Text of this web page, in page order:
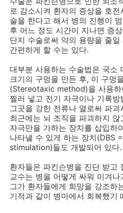
로 감소시켜 환자의 증상을 호
술을 한다고 해서 병의 진행이
후 어느 정도 시간이 지나면 증
단지 수술로써 약의 용량을 줄
간편하게 할 수는 있다.
대부분 사용하는 수술법은 국소
크기의 구멍을 만든 후, 이 구멍
(Stereotaxic method)을 사용하
찔러 넣고 전기 자극이나 기록
그곳을 강한 전류나 열로써 파
최근에는 뇌 조직을 파괴하지
자극만을 가하는 장치를 삽입하
나타낼 수 있게 하는 장치(DBS
stimulation)들도 개발되어 있다.
환자들은 파킨슨병을 진단 받고
교수는 병을 어떻게 싸워 이겨
그가 환자들에게 희망을 강조하
기적과 같이 병마에서 회복했기